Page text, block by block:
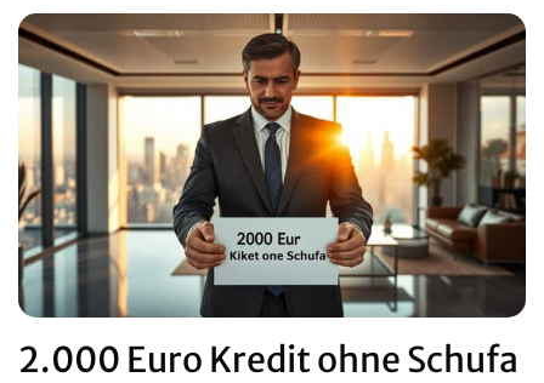
2.000 Euro Kredit ohne Schufa